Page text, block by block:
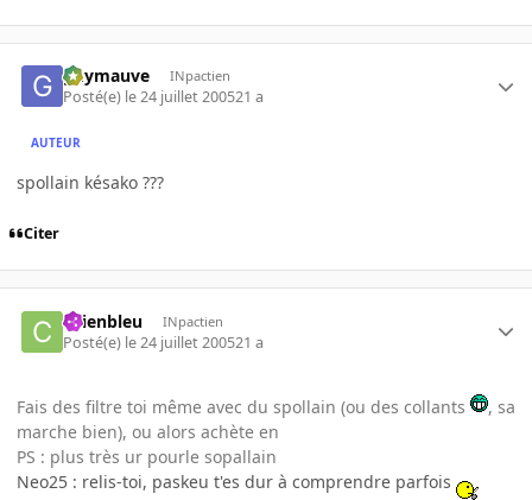
guymauve INpactien
Posté(e) le 24 juillet 200521 a
AUTEUR
spollain késako ???
Citer
chienbleu INpactien
Posté(e) le 24 juillet 200521 a
Fais des filtre toi même avec du spollain (ou des collants
, sa
marche bien), ou alors achète en
PS : plus très ur pourle sopallain
Neo25 : relis-toi, paskeu t'es dur à comprendre parfois